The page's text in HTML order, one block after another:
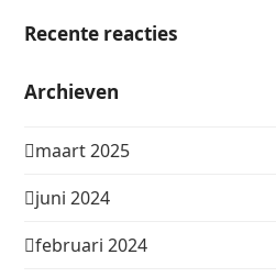
Recente reacties
Archieven
maart 2025
juni 2024
februari 2024